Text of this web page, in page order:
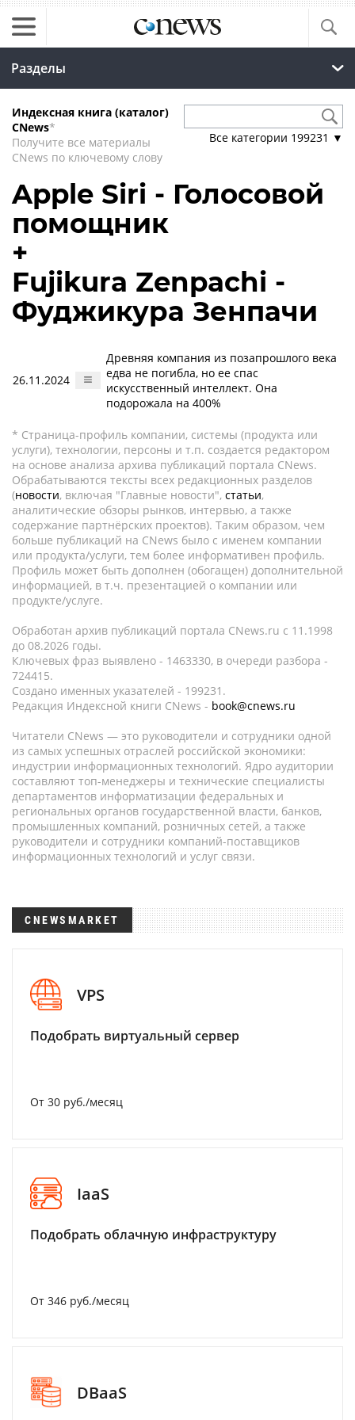
Разделы
Индексная книга (каталог)
CNews*
Получите все материалы
CNews по ключевому слову
Все категории 199231 ▼
Apple Siri - Голосовой
помощник
+
Fujikura Zenpachi -
Фуджикура Зенпачи
26.11.2024
Древняя компания из позапрошлого века
едва не погибла, но ее спас
искусственный интеллект. Она
подорожала на 400%
* Страница-профиль компании, системы (продукта или
услуги), технологии, персоны и т.п. создается редактором
на основе анализа архива публикаций портала CNews.
Обрабатываются тексты всех редакционных разделов
(новости, включая "Главные новости", статьи,
аналитические обзоры рынков, интервью, а также
содержание партнёрских проектов). Таким образом, чем
больше публикаций на CNews было с именем компании
или продукта/услуги, тем более информативен профиль.
Профиль может быть дополнен (обогащен) дополнительной
информацией, в т.ч. презентацией о компании или
продукте/услуге.
Обработан архив публикаций портала CNews.ru c 11.1998
до 08.2026 годы.
Ключевых фраз выявлено - 1463330, в очереди разбора -
724415.
Создано именных указателей - 199231.
Редакция Индексной книги CNews - book@cnews.ru
Читатели CNews — это руководители и сотрудники одной
из самых успешных отраслей российской экономики:
индустрии информационных технологий. Ядро аудитории
составляют топ-менеджеры и технические специалисты
департаментов информатизации федеральных и
региональных органов государственной власти, банков,
промышленных компаний, розничных сетей, а также
руководители и сотрудники компаний-поставщиков
информационных технологий и услуг связи.
CNEWSMARKET
VPS
Подобрать виртуальный сервер
От 30 руб./месяц
IaaS
Подобрать облачную инфраструктуру
От 346 руб./месяц
DBaaS